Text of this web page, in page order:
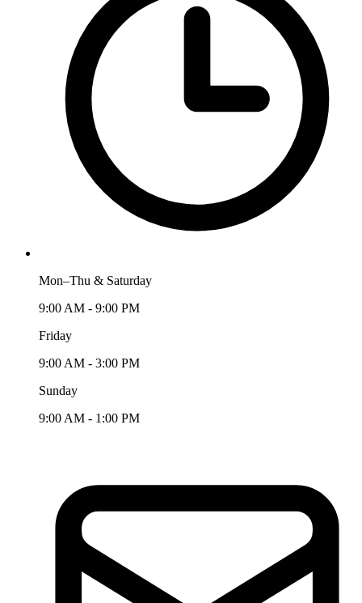
Mon–Thu & Saturday
9:00 AM - 9:00 PM
Friday
9:00 AM - 3:00 PM
Sunday
9:00 AM - 1:00 PM